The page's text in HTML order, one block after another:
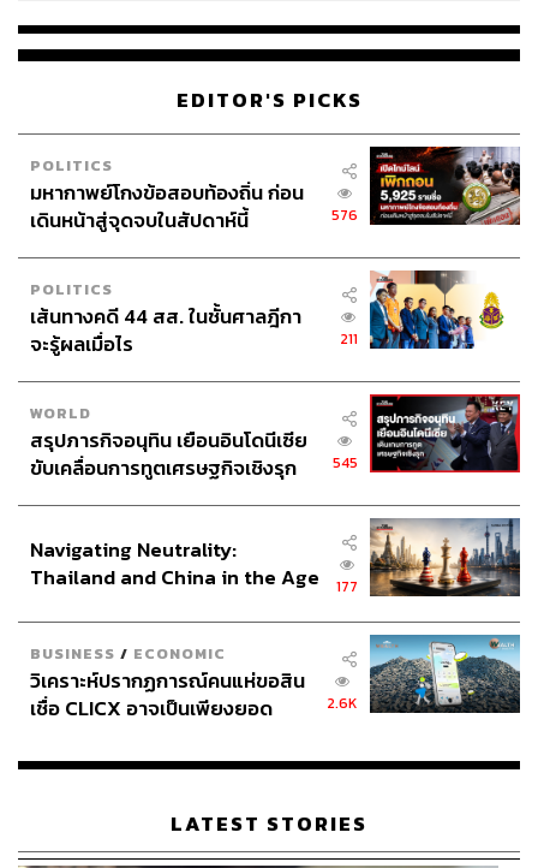
EDITOR'S PICKS
POLITICS
มหากาพย์โกงข้อสอบท้องถิ่น ก่อน
เดินหน้าสู่จุดจบในสัปดาห์นี้
576
POLITICS
เส้นทางคดี 44 สส. ในชั้นศาลฎีกา
จะรู้ผลเมื่อไร
211
WORLD
สรุปภารกิจอนุทิน เยือนอินโดนีเซีย
ขับเคลื่อนการทูตเศรษฐกิจเชิงรุก
545
Navigating Neutrality:
Thailand and China in the Age
177
BUSINESS / ECONOMIC
วิเคราะห์ปรากฏการณ์คนแห่ขอสิน
เชื่อ CLICX อาจเป็นเพียงยอด
เรือนไทยที่ถูกซุกไว้
2.6K
LATEST STORIES